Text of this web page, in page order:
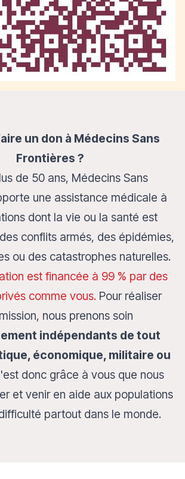
un don à Médecins Sans
Frontières ?
de 50 ans, Médecins Sans
une assistance médicale à
dont la vie ou la santé est
conflits armés, des épidémies,
ou des catastrophes naturelles.
est financée à 99 % par des
comme vous.Pour réaliser
nous prenons soin
indépendants de tout
économique, militaire ou
donc grâce à vous que nous
et venir en aide aux populations
partout dans le monde.